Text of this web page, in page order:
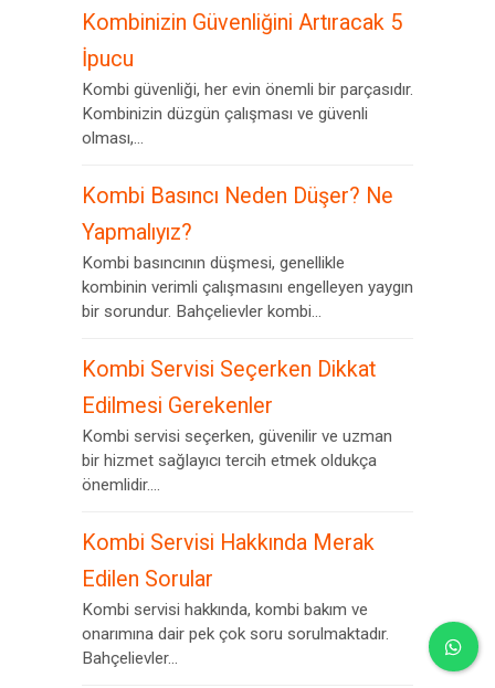
Kombinizin Güvenliğini Artıracak 5
İpucu
Kombi güvenliği, her evin önemli bir parçasıdır.
Kombinizin düzgün çalışması ve güvenli
olması,...
Kombi Basıncı Neden Düşer? Ne
Yapmalıyız?
Kombi basıncının düşmesi, genellikle
kombinin verimli çalışmasını engelleyen yaygın
bir sorundur. Bahçelievler kombi...
Kombi Servisi Seçerken Dikkat
Edilmesi Gerekenler
Kombi servisi seçerken, güvenilir ve uzman
bir hizmet sağlayıcı tercih etmek oldukça
önemlidir....
Kombi Servisi Hakkında Merak
Edilen Sorular
Kombi servisi hakkında, kombi bakım ve
onarımına dair pek çok soru sorulmaktadır.
Bahçelievler...